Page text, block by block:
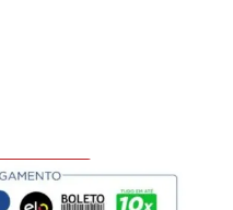
No Pix 5% OFF